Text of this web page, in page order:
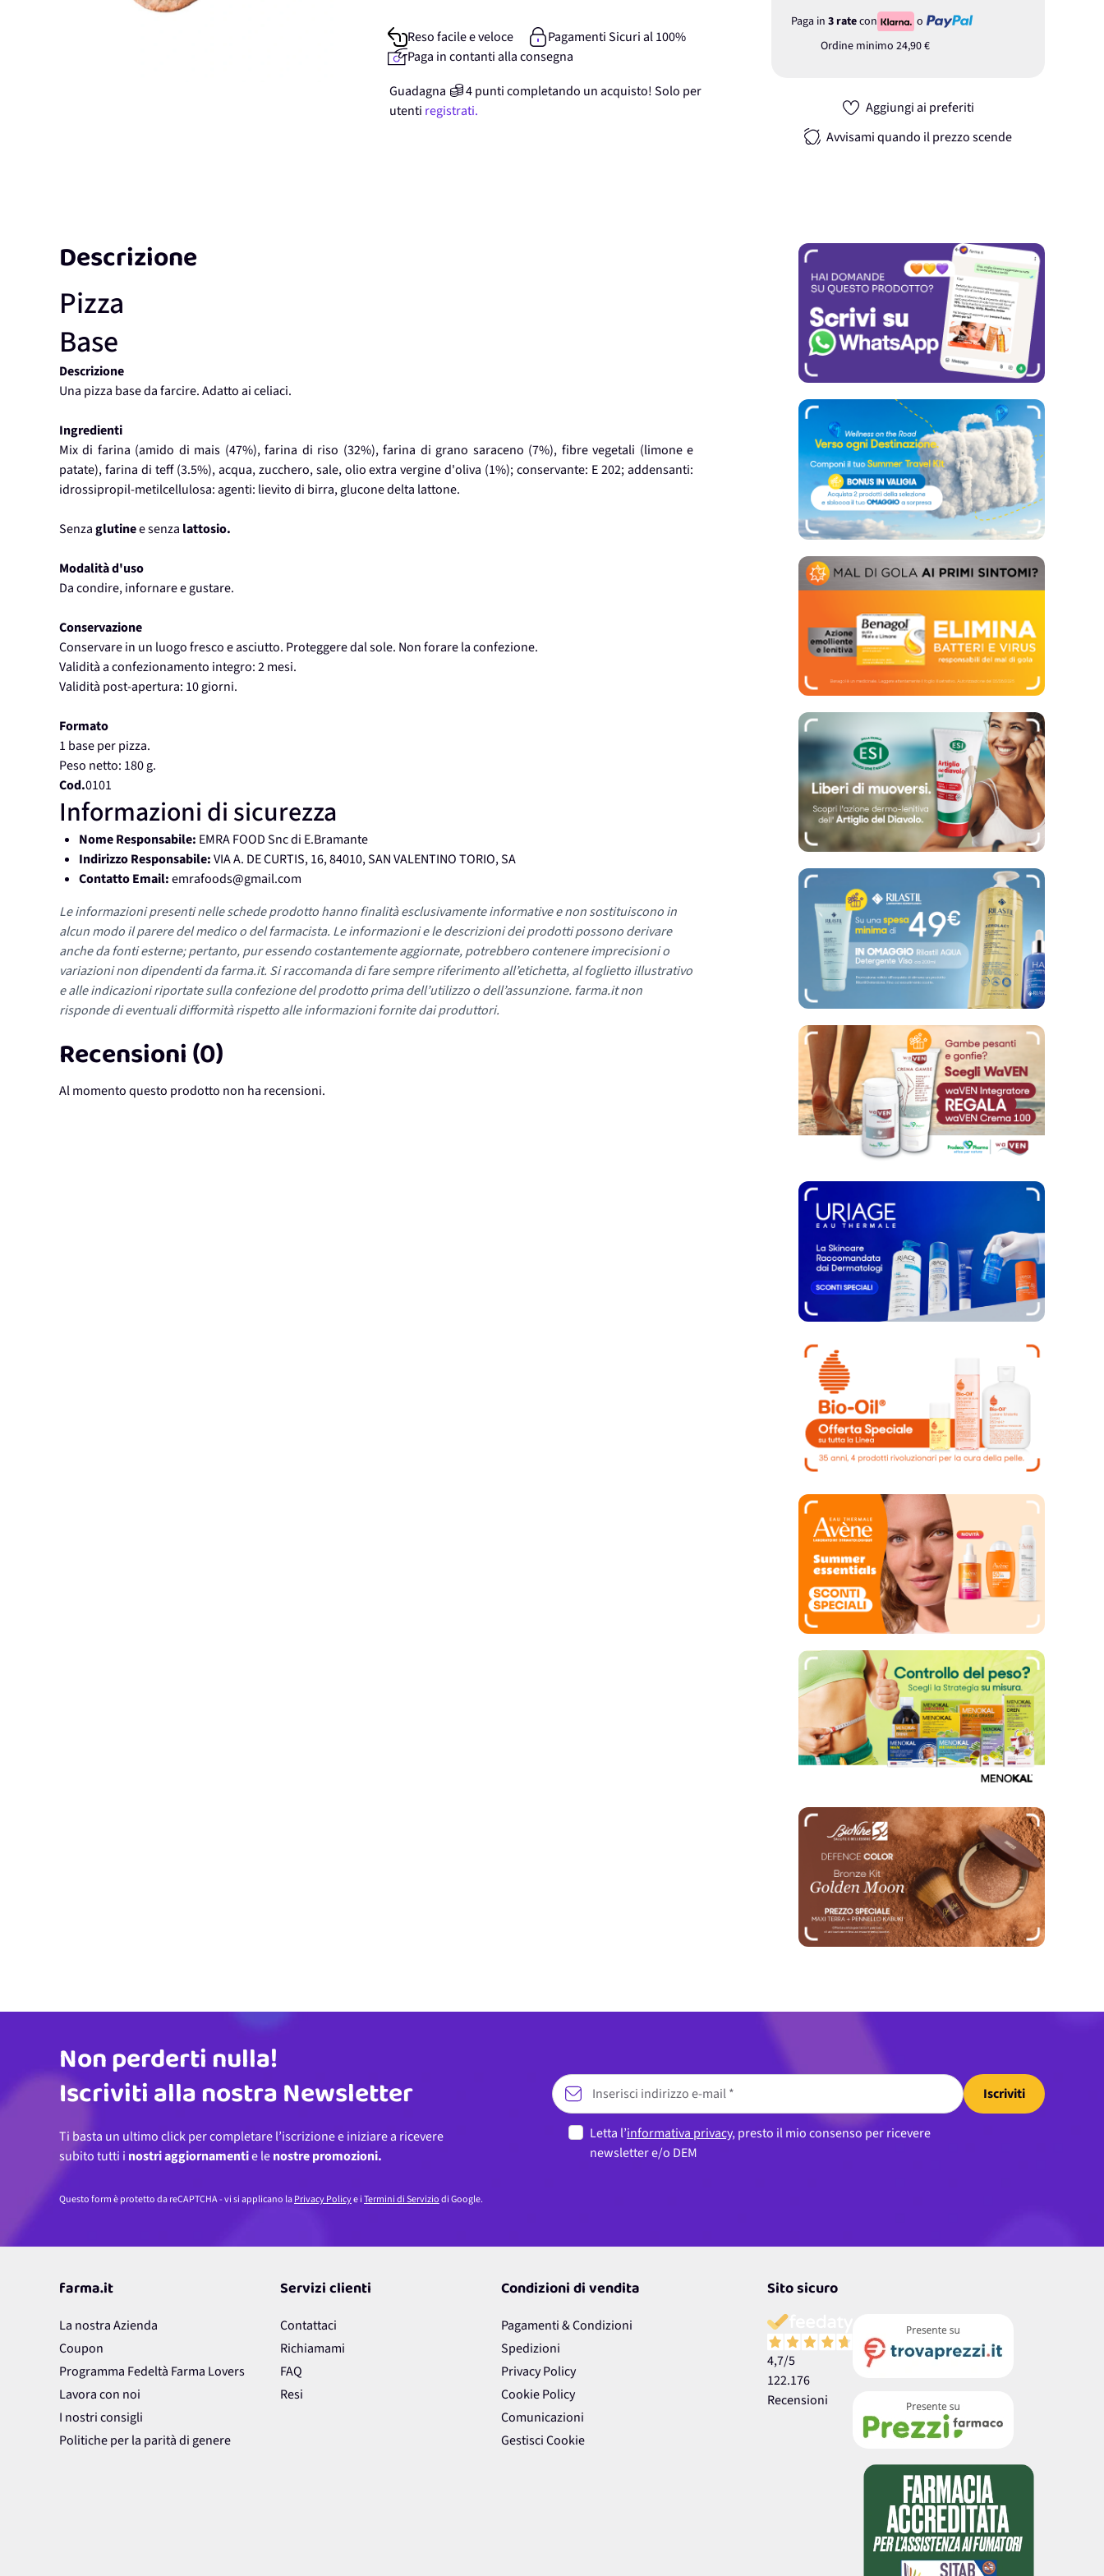
Paga in 3 ratecon
o
Ordine minimo 24,90 €
Aggiungi ai preferiti
Avvisami quando il prezzo scende
Reso facile e veloce
Pagamenti Sicuri al 100%
Paga in contanti alla consegna
Guadagna
4punticompletando un acquisto! Solo per
utenti registrati.
Descrizione
Pizza
Base
Descrizione
Una pizza base da farcire. Adatto ai celiaci.
Ingredienti
Mix di farina (amido di mais (47%), farina di riso (32%), farina di grano saraceno (7%), fibre vegetali (limone e
patate), farina di teff (3.5%), acqua, zucchero, sale, olio extra vergine d'oliva (1%); conservante: E 202; addensanti:
idrossipropil-metilcellulosa: agenti: lievito di birra, glucone delta lattone.
Senzaglutinee senza lattosio.
Modalità d'uso
Da condire, infornare e gustare.
Conservazione
Conservare in un luogo fresco e asciutto. Proteggere dal sole. Non forare la confezione.
Validità a confezionamento integro: 2 mesi.
Validità post-apertura: 10 giorni.
Formato
1 base per pizza.
Peso netto: 180 g.
Cod.0101
Informazioni di sicurezza
Nome Responsabile: EMRA FOOD Snc di E.Bramante
Indirizzo Responsabile:VIA A. DE CURTIS, 16, 84010, SAN VALENTINO TORIO, SA
Contatto Email:emrafoods@gmail.com
Le informazioni presenti nelle schede prodotto hanno finalità esclusivamente informative e non sostituiscono in
alcun modo il parere del medico o del farmacista. Le informazioni e le descrizioni dei prodotti possono derivare
anche da fonti esterne; pertanto, pur essendo costantemente aggiornate, potrebbero contenere imprecisioni o
variazioni non dipendenti da farma.it. Si raccomanda di fare sempre riferimento all’etichetta, al foglietto illustrativo
e alle indicazioni riportate sulla confezione del prodotto prima dell’utilizzo o dell’assunzione. farma.it non
risponde di eventuali difformità rispetto alle informazioni fornite dai produttori.
Recensioni (0)
Al momento questo prodotto non ha recensioni.
Indirizzo email
Non perderti nulla!
Iscriviti alla nostra Newsletter
Ti basta un ultimo click per completare l’iscrizione e iniziare a ricevere
subito tutti i nostri aggiornamentie lenostre promozioni.
Iscriviti
Letta l’informativa privacy, presto il mio consenso per ricevere
newsletter e/o DEM
Questo form è protetto da reCAPTCHA - vi si applicano laPrivacy Policye iTermini di Serviziodi Google.
farma.it
La nostra Azienda
Coupon
Programma Fedeltà Farma Lovers
Lavora con noi
I nostri consigli
Politiche per la parità di genere
Servizi clienti
Contattaci
Richiamami
FAQ
Resi
Condizioni di vendita
Pagamenti & Condizioni
Spedizioni
Privacy Policy
Cookie Policy
Comunicazioni
Gestisci Cookie
Sito sicuro
4,7/5
122.176
Recensioni